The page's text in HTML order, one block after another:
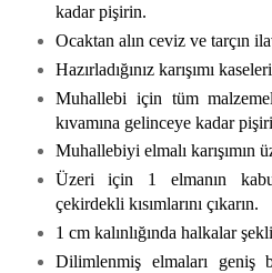
kadar pişirin.
Ocaktan alın ceviz ve tarçın
Hazırladığınız karışımı
Muhallebi için tüm
kıvamına gelinceye kadar
Muhallebiyi elmalı karışımın
Üzeri için 1 elmanın
çekirdekli kısımlarını çıkarın.
1 cm kalınlığında halkalar
Dilimlenmiş elmaları geniş